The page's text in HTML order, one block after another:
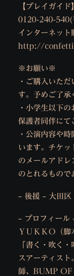
【プレイガイ
0120-240-540(
インターネット
http://
※お願い※
・ご購入いた
す。予めご了承
・小学生以下
保護者同伴にて
・公演内容や
います。チケ
のメールアドレ
のとれるもので
– 後援 – 大田区
– プロフィール
ＹＵＫＫＯ（脚
「書く・吹く
スアーティス
師、BUMP